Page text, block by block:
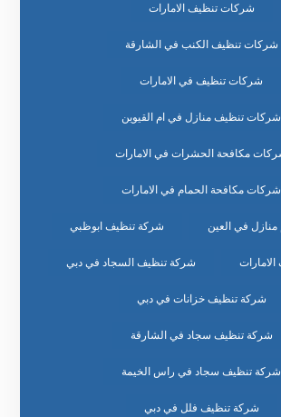
شركات تنظيف الامارات
شركات تنظيف الكنب في الشارقة
شركات تنظيف في الامارات
شركات تنظيف منازل في ام القيوين
مكافحة الحشرات في الامارات
شركات مكافحة الحمام في الامارات
في العين شركة تنظيف ابوظبي
شركة تنظيف السجاد في دبي
شركة تنظيف خزانات في دبي
شركة تنظيف سجاد في الشارقة
شركة تنظيف سجاد في راس الخيمة
شركة تنظيف فلل في دبي